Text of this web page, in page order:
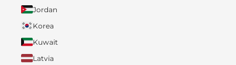
Jordan
Korea
Kuwait
Latvia